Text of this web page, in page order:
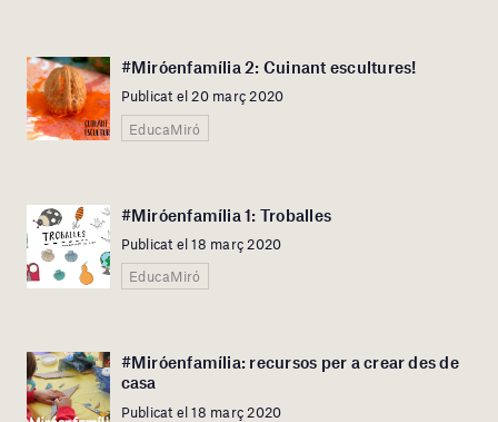
#Miróenfamília 2: Cuinant escultures!
Publicat el 20 març 2020
EducaMiró
#Miróenfamília 1: Troballes
Publicat el 18 març 2020
EducaMiró
#Miróenfamília: recursos per a crear des de
casa
Publicat el 18 març 2020